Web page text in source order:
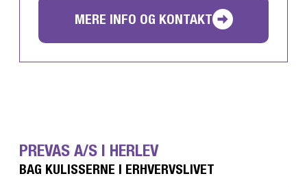
MERE INFO OG KONTAKT
PREVAS A/S I HERLEV
BAG KULISSERNE I ERHVERVSLIVET